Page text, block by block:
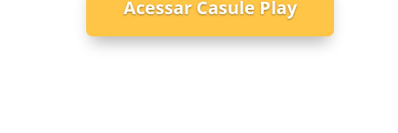
Acessar Casule Play